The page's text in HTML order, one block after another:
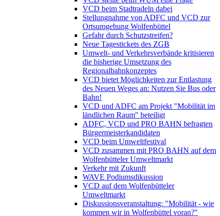
VCD beim Stadtradeln dabei
Stellungnahme von ADFC und VCD zur
Ortsumgehung Wolfenbüttel
Gefahr durch Schutzstreifen?
Neue Tagestickets des ZGB
Umwelt- und Verkehrsverbände kritisieren
die bisherige Umsetzung des
Regionalbahnkonzeptes
VCD bietet Möglichkeiten zur Entlastung
des Neuen Weges an: Nutzen Sie Bus oder
Bahn!
VCD und ADFC am Projekt "Mobilität im
ländlichen Raum" beteiligt
ADFC, VCD und PRO BAHN befragten
Bürgermeisterkandidaten
VCD beim Umweltfestival
VCD zusammen mit PRO BAHN auf dem
Wolfenbütteler Umweltmarkt
Verkehr mit Zukunft
WAVE Podiumsdikussion
VCD auf dem Wolfenbütteler
Umweltmarkt
Diskussionsveranstaltung: "Mobilität - wie
kommen wir in Wolfenbüttel voran?"